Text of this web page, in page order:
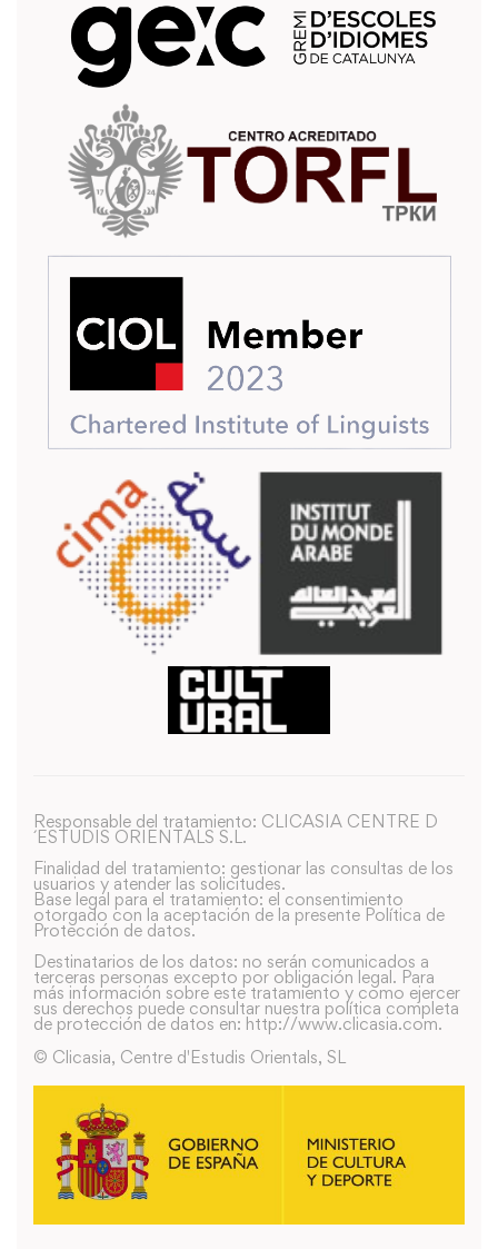
Responsable del tratamiento: CLICASIA CENTRE D
´ESTUDIS ORIENTALS S.L.
Finalidad del tratamiento: gestionar las consultas de los
usuarios y atender las solicitudes.
Base legal para el tratamiento: el consentimiento
otorgado con la aceptación de la presente Política de
Protección de datos.
Destinatarios de los datos: no serán comunicados a
terceras personas excepto por obligación legal. Para
más información sobre este tratamiento y como ejercer
sus derechos puede consultar nuestra política completa
de protección de datos en: http://www.clicasia.com.
© Clicasia, Centre d'Estudis Orientals, SL